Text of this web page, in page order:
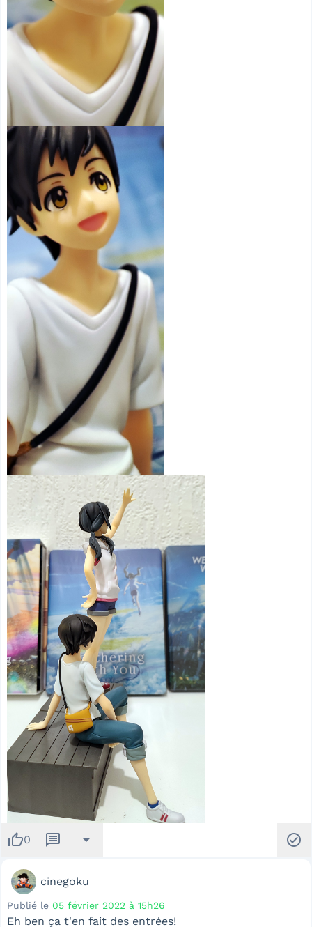
thumb_up0 message arrow_drop_down check_circle
cinegoku
Publié le 05 février 2022 à 15h26
Eh ben ça t'en fait des entrées!